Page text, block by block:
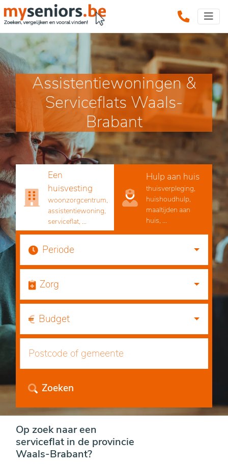
Assistentiewoningen &
Serviceflats Waals-
Brabant
Een
huisvesting
woonzorgcentrum,
assistentiewoning,
serviceflat, ...
Hulp aan huis
thuisverpleging,
huishoudhulp,
maaltijden aan
huis, ...
Periode
Zorg
Budget
Zoeken
Op zoek naar een
serviceflat in de provincie
Waals-Brabant?